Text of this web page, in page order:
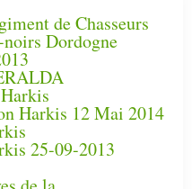
de Chasseurs
Dordogne
Harkis 12 Mai 2014
25-09-2013